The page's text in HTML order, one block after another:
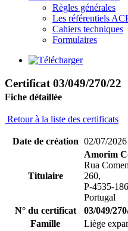
Règles générales
Les référentiels
Cahiers techniques
Formulaires
Certificat 03/049/270/22
Fiche détaillée
Retour à la liste des certificats
Date de création 02/07/2026
Titulaire
Amorim
Rua
260,
P-4535-
Portugal
N° du certificat
03/049/
Famille
Liège